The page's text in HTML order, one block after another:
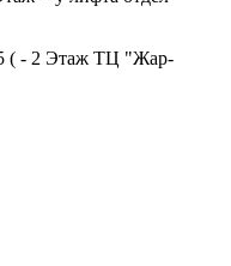
( - 2 Этаж ТЦ "Жар-